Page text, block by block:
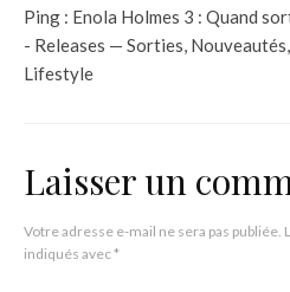
Ping : Enola Holmes 3 : Quand
- Releases — Sorties,
Lifestyle
Laisser un
Votre adresse e-mail ne sera pas publiée.
indiqués avec*